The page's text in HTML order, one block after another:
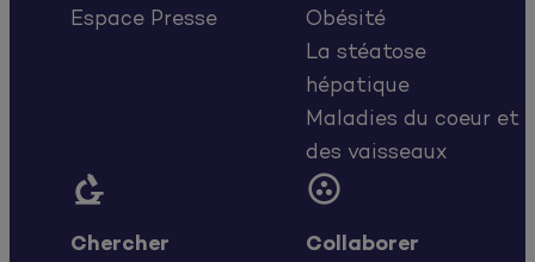
Espace Presse
Obésité
La stéatose
hépatique
Maladies du coeur et
des vaisseaux

Chercher

Collaborer